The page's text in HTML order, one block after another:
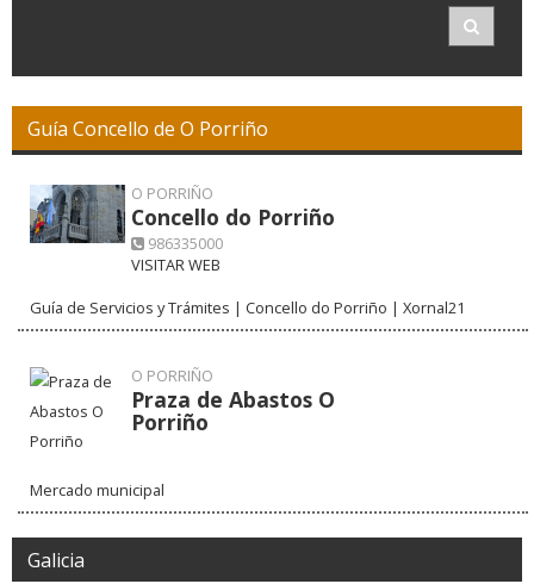
Guía Concello de O Porriño
O PORRIÑO
Concello do Porriño
986335000
VISITAR WEB
Guía de Servicios y Trámites | Concello do Porriño | Xornal21
O PORRIÑO
Praza de Abastos O
Porriño
Mercado municipal
Galicia